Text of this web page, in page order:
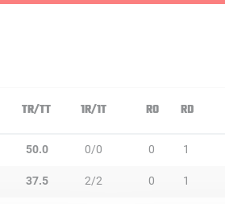
TR/TT 1R/1T RO RD
50.0 0/0 0 1
37.5 2/2 0 1